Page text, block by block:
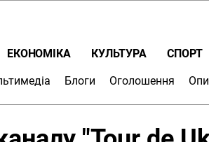
ЕКОНОМІКА КУЛЬТУРА СПОРТ
Блоги Оголошення